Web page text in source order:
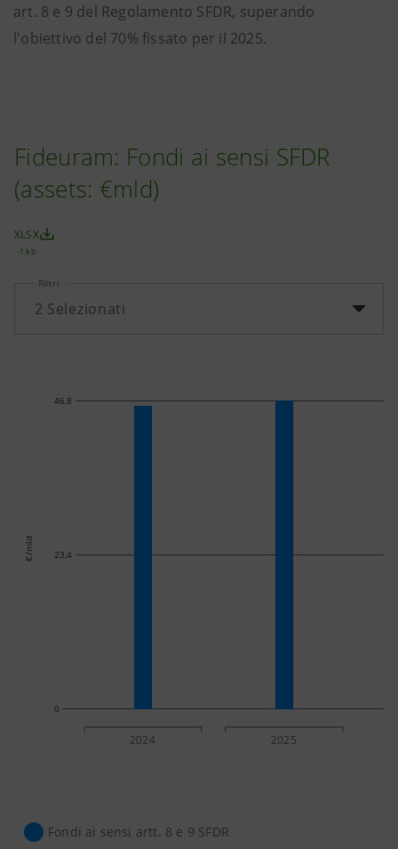
art. 8 e 9 del Regolamento SFDR, superando
l'obiettivo del 70% fissato per il 2025.
Fideuram: Fondi ai sensi SFDR
(assets: €mld)
XLSX
-1 kb
Filtri
2 Selezionati
€/mld
46,8
23,4
0
2024 2025
Fondi ai sensi artt. 8 e 9 SFDR